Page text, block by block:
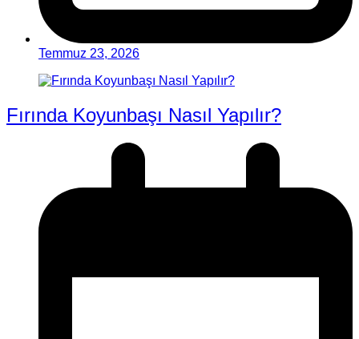
Temmuz 23, 2026
Fırında Koyunbaşı Nasıl Yapılır?